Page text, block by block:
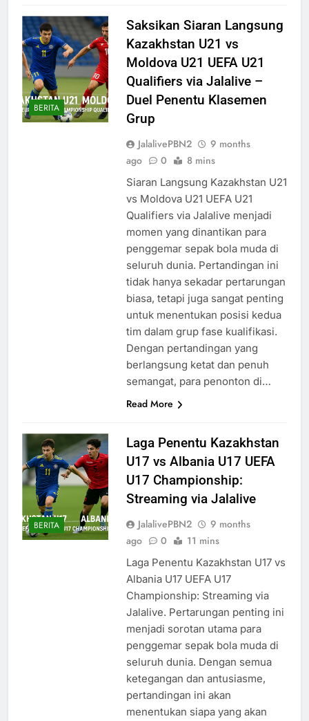
BERITA
Saksikan Siaran Langsung
Kazakhstan U21 vs
Moldova U21 UEFA U21
Qualifiers via Jalalive –
Duel Penentu Klasemen
Grup
JalalivePBN2
9 months
ago
0 8 mins
Siaran Langsung Kazakhstan U21
vs Moldova U21 UEFA U21
Qualifiers via Jalalive menjadi
momen yang dinantikan para
penggemar sepak bola muda di
seluruh dunia. Pertandingan ini
tidak hanya sekadar pertarungan
biasa, tetapi juga sangat penting
untuk menentukan posisi kedua
tim dalam grup fase kualifikasi.
Dengan pertandingan yang
berlangsung ketat dan penuh
semangat, para penonton di…
Read More
BERITA
Laga Penentu Kazakhstan
U17 vs Albania U17 UEFA
U17 Championship:
Streaming via Jalalive
JalalivePBN2
9 months
ago
0 11 mins
Laga Penentu Kazakhstan U17 vs
Albania U17 UEFA U17
Championship: Streaming via
Jalalive. Pertarungan penting ini
menjadi sorotan utama para
penggemar sepak bola muda di
seluruh dunia. Dengan semua
ketegangan dan antusiasme,
pertandingan ini akan
menentukan siapa yang akan